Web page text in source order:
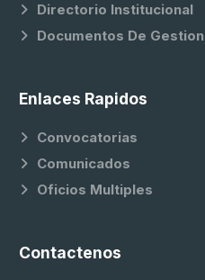
Directorio Institucional
Documentos De Gestion
Enlaces Rapidos
Convocatorias
Comunicados
Oficios Multiples
Contactenos